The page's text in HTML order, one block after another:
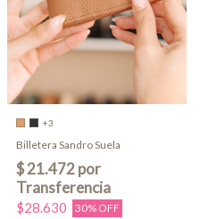
+3
Billetera Sandro Suela
$28.630 30% OFF